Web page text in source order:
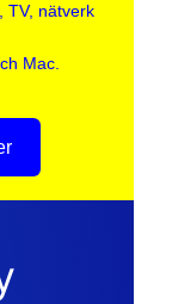
TV, nätverk
Mac.